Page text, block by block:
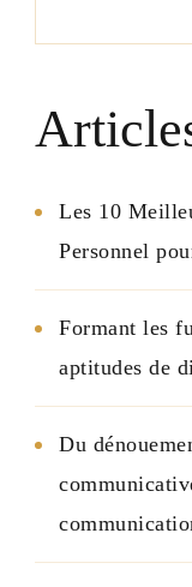
Les 10
Personnel
Formant les
aptitudes de
Du